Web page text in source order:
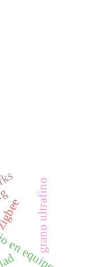
equipo
grano ultrafino